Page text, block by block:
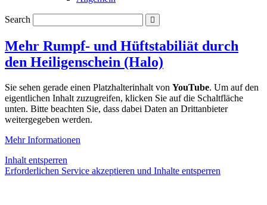
Search
Mehr Rumpf- und Hüftstabiliät durch
den Heiligenschein (Halo)
Sie sehen gerade einen Platzhalterinhalt von YouTube. Um auf den
eigentlichen Inhalt zuzugreifen, klicken Sie auf die Schaltfläche
unten. Bitte beachten Sie, dass dabei Daten an Drittanbieter
weitergegeben werden.
Mehr Informationen
Inhalt entsperren
Erforderlichen Service akzeptieren und Inhalte entsperren